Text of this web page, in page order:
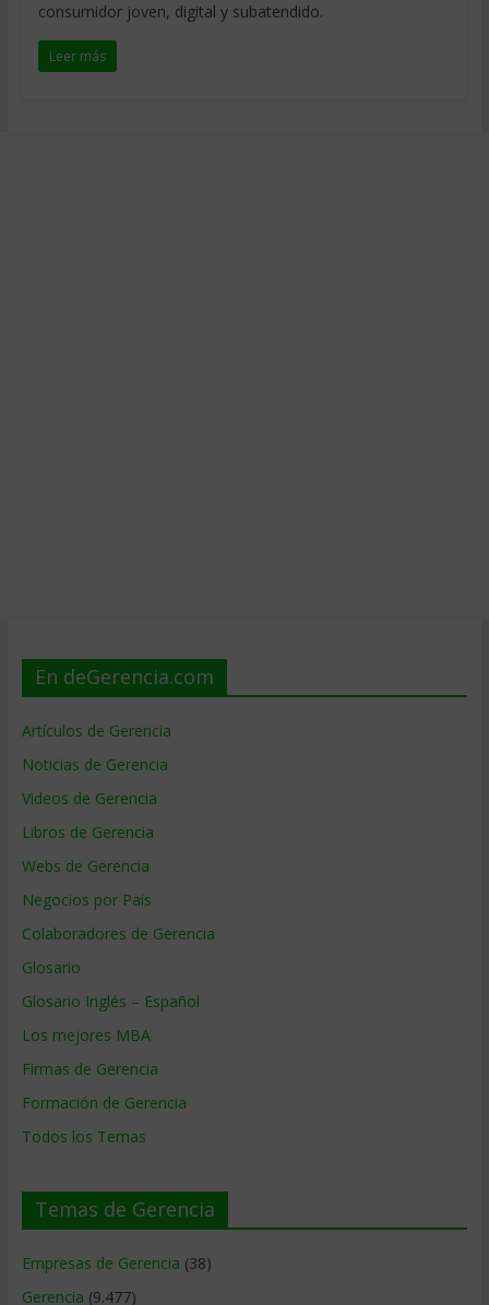
consumidor joven, digital y subatendido.
Leer más
En deGerencia.com
Artículos de Gerencia
Noticias de Gerencia
Videos de Gerencia
Libros de Gerencia
Webs de Gerencia
Negocios por País
Colaboradores de Gerencia
Glosario
Glosario Inglés – Español
Los mejores MBA
Firmas de Gerencia
Formación de Gerencia
Todos los Temas
Temas de Gerencia
Empresas de Gerencia (38)
Gerencia (9.477)